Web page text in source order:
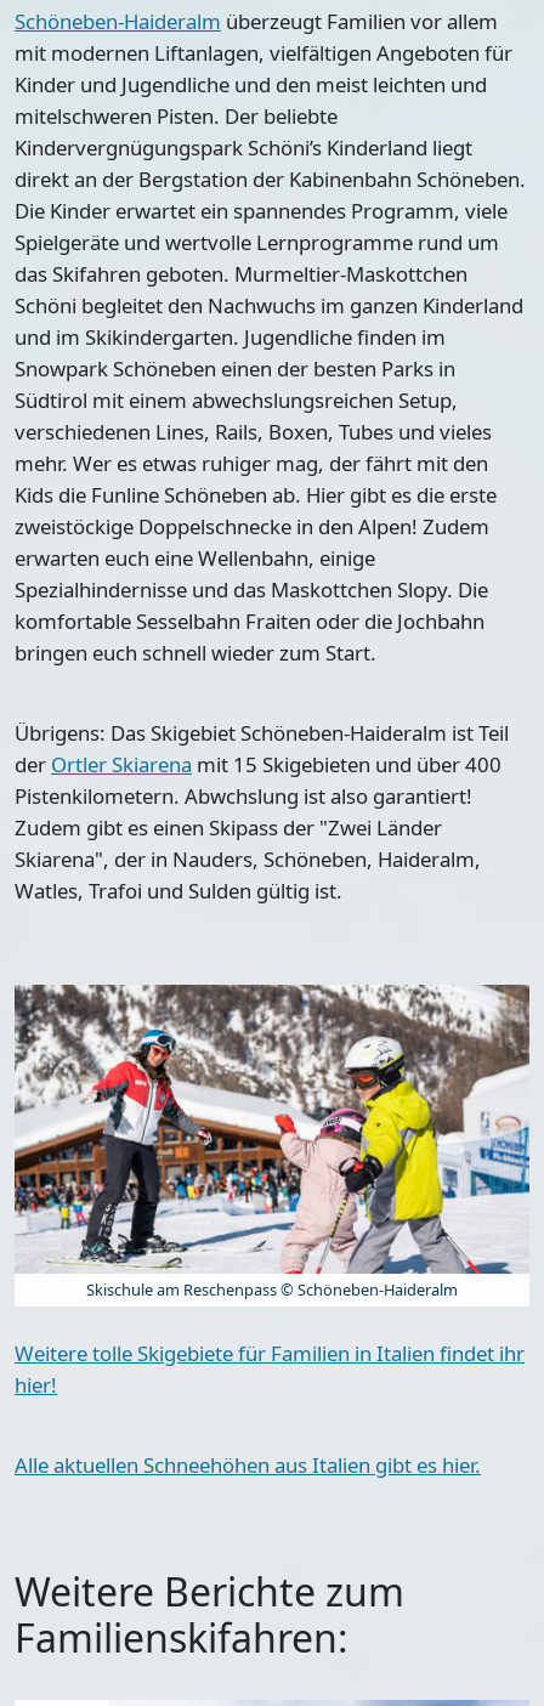
Schöneben-Haideralm überzeugt Familien vor allem
mit modernen Liftanlagen, vielfältigen Angeboten für
Kinder und Jugendliche und den meist leichten und
mitelschweren Pisten. Der beliebte
Kindervergnügungspark Schöni’s Kinderland liegt
direkt an der Bergstation der Kabinenbahn Schöneben.
Die Kinder erwartet ein spannendes Programm, viele
Spielgeräte und wertvolle Lernprogramme rund um
das Skifahren geboten. Murmeltier-Maskottchen
Schöni begleitet den Nachwuchs im ganzen Kinderland
und im Skikindergarten. Jugendliche finden im
Snowpark Schöneben einen der besten Parks in
Südtirol mit einem abwechslungsreichen Setup,
verschiedenen Lines, Rails, Boxen, Tubes und vieles
mehr. Wer es etwas ruhiger mag, der fährt mit den
Kids die Funline Schöneben ab. Hier gibt es die erste
zweistöckige Doppelschnecke in den Alpen! Zudem
erwarten euch eine Wellenbahn, einige
Spezialhindernisse und das Maskottchen Slopy. Die
komfortable Sesselbahn Fraiten oder die Jochbahn
bringen euch schnell wieder zum Start.
Übrigens: Das Skigebiet Schöneben-Haideralm ist Teil
der Ortler Skiarena mit 15 Skigebieten und über 400
Pistenkilometern. Abwchslung ist also garantiert!
Zudem gibt es einen Skipass der "Zwei Länder
Skiarena", der in Nauders, Schöneben, Haideralm,
Watles, Trafoi und Sulden gültig ist.
Skischule am Reschenpass © Schöneben-Haideralm
Weitere tolle Skigebiete für Familien in Italien findet ihr
hier!
Alle aktuellen Schneehöhen aus Italien gibt es hier.
Weitere Berichte zum
Familienskifahren: